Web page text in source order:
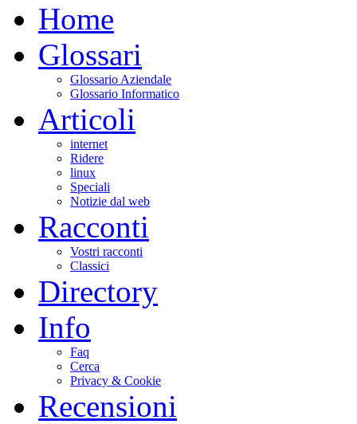
Home
Glossari
Glossario Aziendale
Glossario Informatico
Articoli
internet
Ridere
linux
Speciali
Notizie dal web
Racconti
Vostri racconti
Classici
Directory
Info
Faq
Cerca
Privacy & Cookie
Recensioni